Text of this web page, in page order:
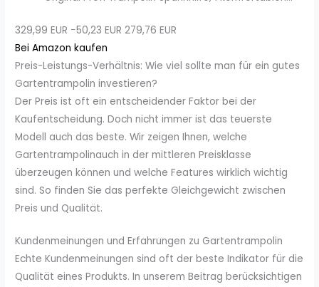
329,99 EUR −50,23 EUR 279,76 EUR
Bei Amazon kaufen
Preis-Leistungs-Verhältnis: Wie viel sollte man für ein gutes
Gartentrampolin investieren?
Der Preis ist oft ein entscheidender Faktor bei der
Kaufentscheidung. Doch nicht immer ist das teuerste
Modell auch das beste. Wir zeigen Ihnen, welche
Gartentrampolinauch in der mittleren Preisklasse
überzeugen können und welche Features wirklich wichtig
sind. So finden Sie das perfekte Gleichgewicht zwischen
Preis und Qualität.
Kundenmeinungen und Erfahrungen zu Gartentrampolin
Echte Kundenmeinungen sind oft der beste Indikator für die
Qualität eines Produkts. In unserem Beitrag berücksichtigen